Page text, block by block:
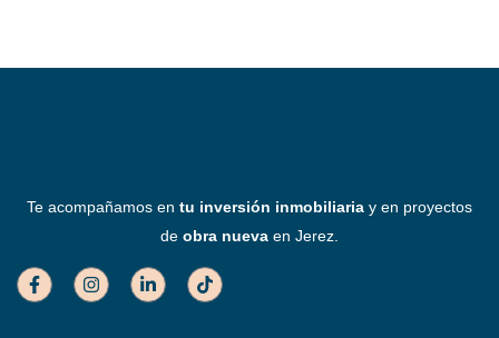
Te acompañamos en tu inversión inmobiliaria y en proyectos
de obra nueva en Jerez.